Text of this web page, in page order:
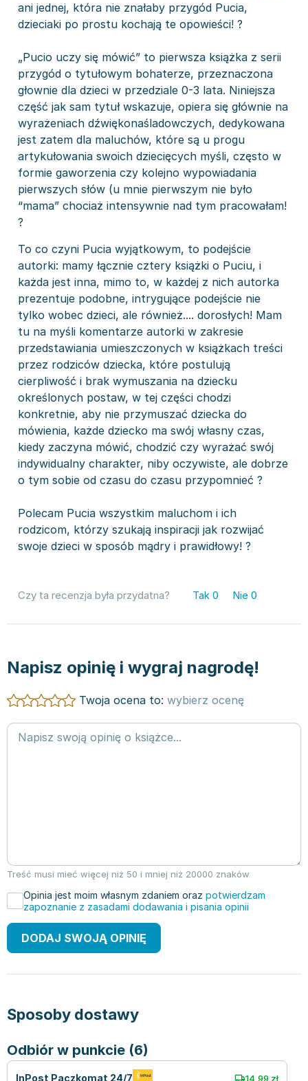
ani jednej, która nie znałaby przygód Pucia,
dzieciaki po prostu kochają te opowieści! ?
„Pucio uczy się mówić” to pierwsza książka z serii
przygód o tytułowym bohaterze, przeznaczona
głownie dla dzieci w przedziale 0-3 lata. Niniejsza
część jak sam tytuł wskazuje, opiera się głównie na
wyrażeniach dźwiękonaśladowczych, dedykowana
jest zatem dla maluchów, które są u progu
artykułowania swoich dziecięcych myśli, często w
formie gaworzenia czy kolejno wypowiadania
pierwszych słów (u mnie pierwszym nie było
“mama” chociaż intensywnie nad tym pracowałam!
?
To co czyni Pucia wyjątkowym, to podejście
autorki: mamy łącznie cztery książki o Puciu, i
każda jest inna, mimo to, w każdej z nich autorka
prezentuje podobne, intrygujące podejście nie
tylko wobec dzieci, ale również.... dorosłych! Mam
tu na myśli komentarze autorki w zakresie
przedstawiania umieszczonych w książkach treści
przez rodziców dziecka, które postulują
cierpliwość i brak wymuszania na dziecku
określonych postaw, w tej części chodzi
konkretnie, aby nie przymuszać dziecka do
mówienia, każde dziecko ma swój własny czas,
kiedy zaczyna mówić, chodzić czy wyrażać swój
indywidualny charakter, niby oczywiste, ale dobrze
o tym sobie od czasu do czasu przypomnieć ?
Polecam Pucia wszystkim maluchom i ich
rodzicom, którzy szukają inspiracji jak rozwijać
swoje dzieci w sposób mądry i prawidłowy! ?
Czy ta recenzja była przydatna? Tak 0 Nie 0
Napisz opinię i wygraj nagrodę!
Twoja ocena to: wybierz ocenę
Treść musi mieć więcej niż 50 i mniej niż 20000 znaków
Opinia jest moim własnym zdaniem oraz potwierdzam
zapoznanie z zasadami dodawania i pisania opinii
DODAJ SWOJĄ OPINIĘ
Sposoby dostawy
Odbiór w punkcie (6)
InPost Paczkomat 24/7 14,99 zł